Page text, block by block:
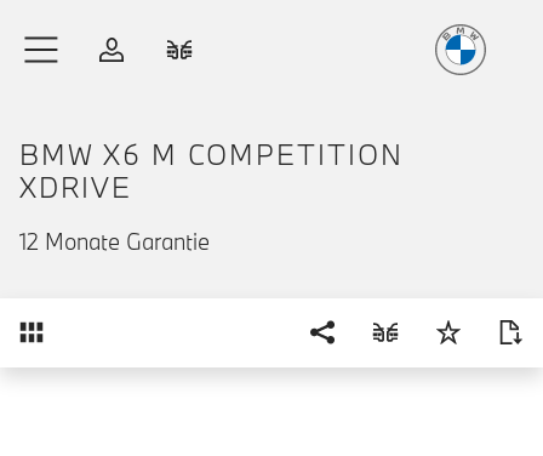
Anmelden
BMW X6 M COMPETITION
XDRIVE
12 Monate Garantie